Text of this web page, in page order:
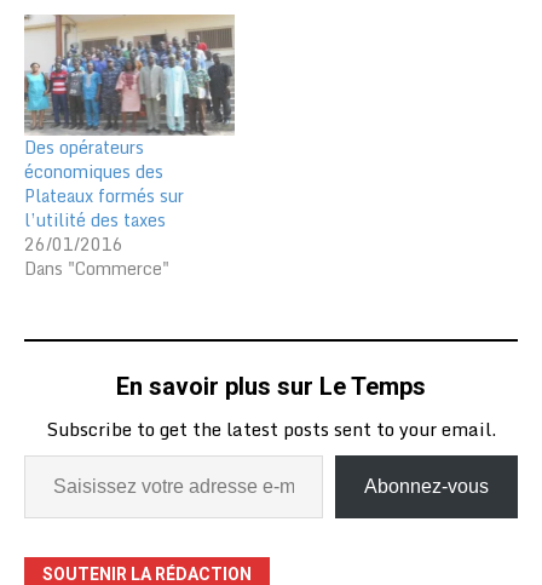
rendement
est « largement en
dessous du potentiel
estimé ». C’est ce qu’a
déclaré, en…
Des opérateurs
économiques des
Plateaux formés sur
l’utilité des taxes
26/01/2016
Dans "Commerce"
En savoir plus sur Le Temps
Subscribe to get the latest posts sent to your email.
Abonnez-vous
SOUTENIR LA RÉDACTION